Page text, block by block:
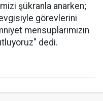
şükranla anarken;
görevlerini
mensuplarımızın
dedi.